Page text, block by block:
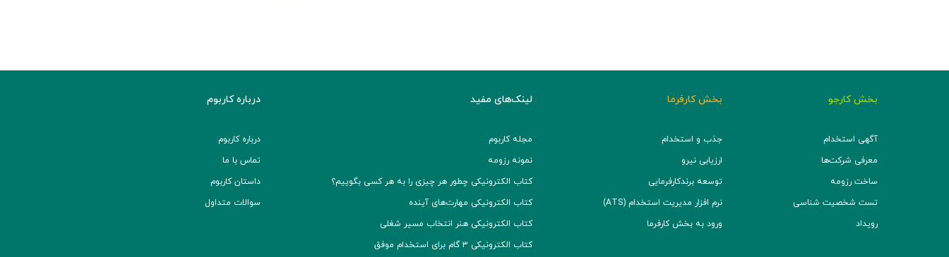
بخش کارجو
آگهی استخدام
معرفی شرکت‌ها
ساخت رزومه
تست شخصیت شناسی
رویداد
بخش کارفرما
جذب و استخدام
ارزیابی نیرو
توسعه برند‌کارفرمایی
نرم افزار مدیریت استخدام (ATS)
ورود به بخش کارفرما
لینک‌های مفید
مجله کاربوم
نمونه رزومه
کتاب الکترونیکی چطور هر چیزی را به هر کسی بگوییم؟
کتاب الکترونیکی مهارت‌های آینده
کتاب الکترونیکی هنر انتخاب مسیر شغلی
کتاب الکترونیکی ۳ گام برای استخدام موفق
درباره کاربوم
درباره کاربوم
تماس با ما
داستان کاربوم
سوالات متداول